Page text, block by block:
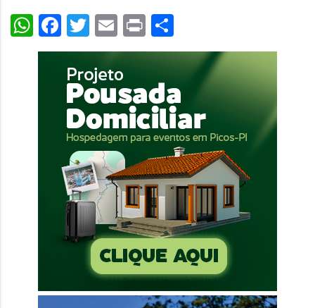
WhatsApp
Facebook
Twitter
Email
PrintShare